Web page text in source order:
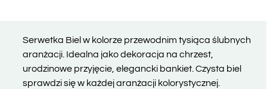
Serwetka Biel w kolorze przewodnim tysiąca ślubnych
aranżacji. Idealna jako dekoracja na chrzest,
urodzinowe przyjęcie, elegancki bankiet. Czysta biel
sprawdzi się w każdej aranżacji kolorystycznej.